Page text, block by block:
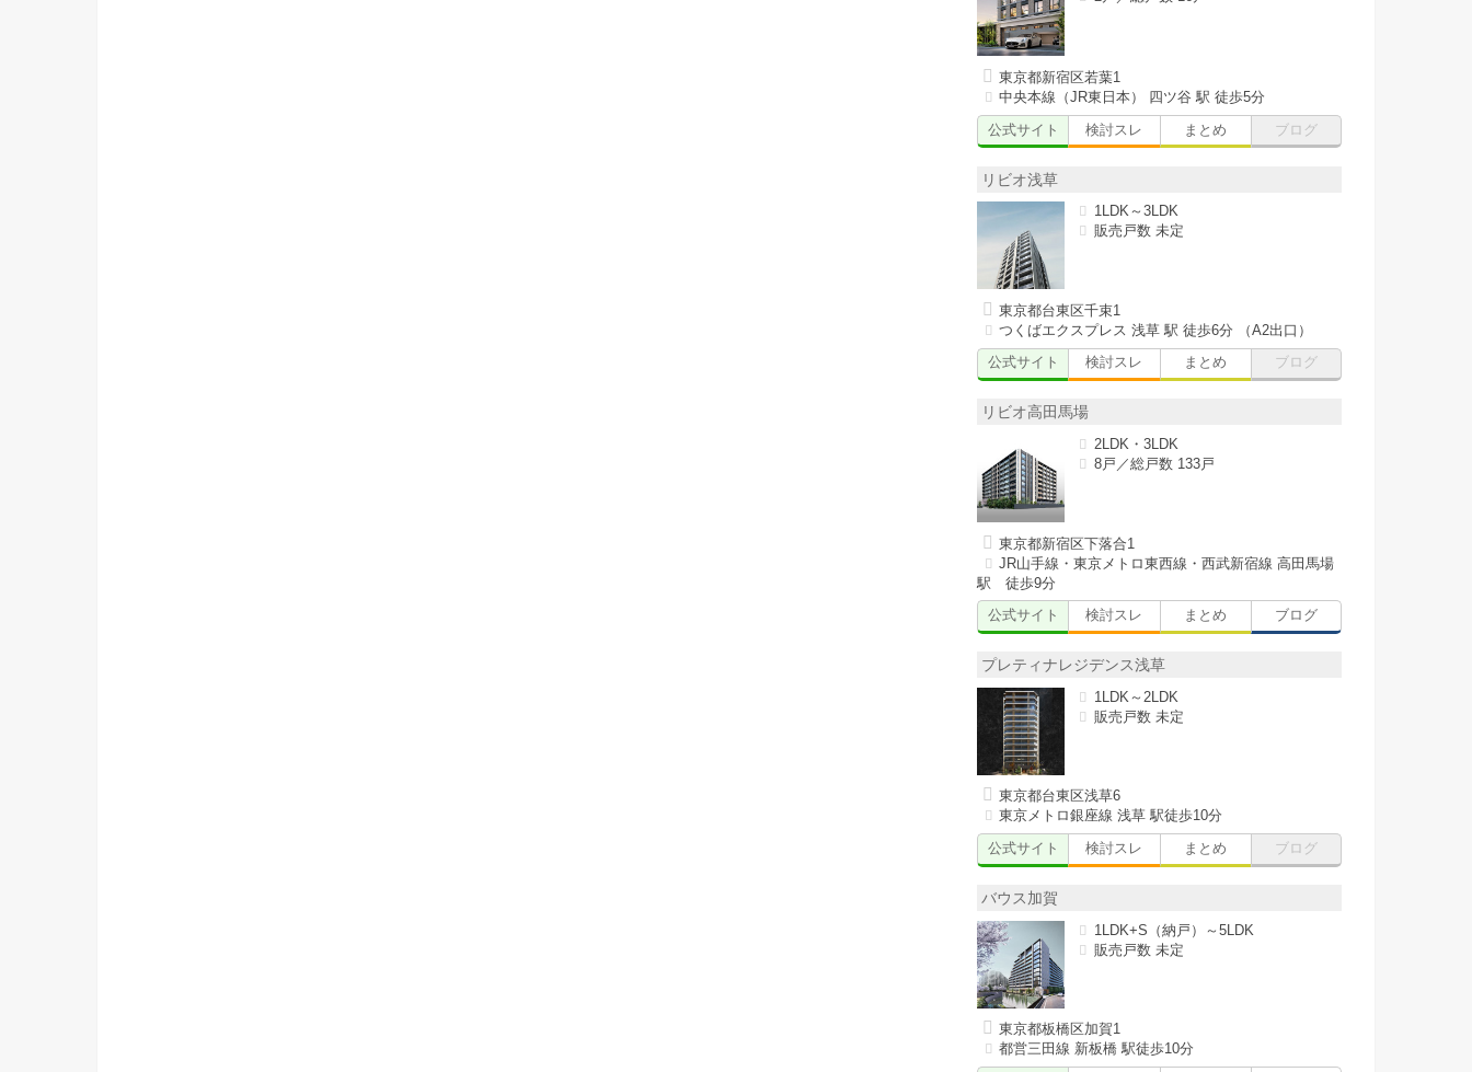
東京都新宿区若葉1
中央本線（JR東日本） 四ツ谷 駅 徒歩5分
公式サイト
検討スレ まとめ ブログ
リビオ浅草
1LDK～3LDK
販売戸数 未定
東京都台東区千束1
つくばエクスプレス 浅草 駅 徒歩6分 （A2出口）
公式サイト
検討スレ まとめ ブログ
リビオ高田馬場
2LDK・3LDK
8戸／総戸数 133戸
東京都新宿区下落合1
JR山手線・東京メトロ東西線・西武新宿線 高田馬場
駅 徒歩9分
公式サイト
検討スレ まとめ ブログ
プレティナレジデンス浅草
1LDK～2LDK
販売戸数 未定
東京都台東区浅草6
東京メトロ銀座線 浅草 駅徒歩10分
公式サイト
検討スレ まとめ ブログ
バウス加賀
1LDK+S（納戸）～5LDK
販売戸数 未定
東京都板橋区加賀1
都営三田線 新板橋 駅徒歩10分